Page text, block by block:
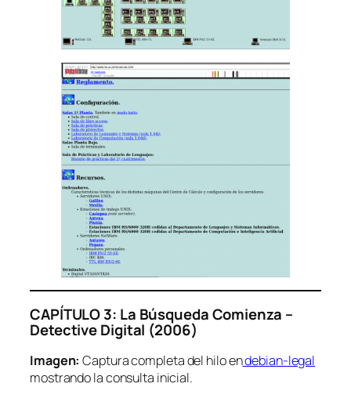
CAPÍTULO 3: La Búsqueda Comienza –
Detective Digital (2006)
Imagen: Captura completa del hilo endebian-legal
mostrando la consulta inicial.